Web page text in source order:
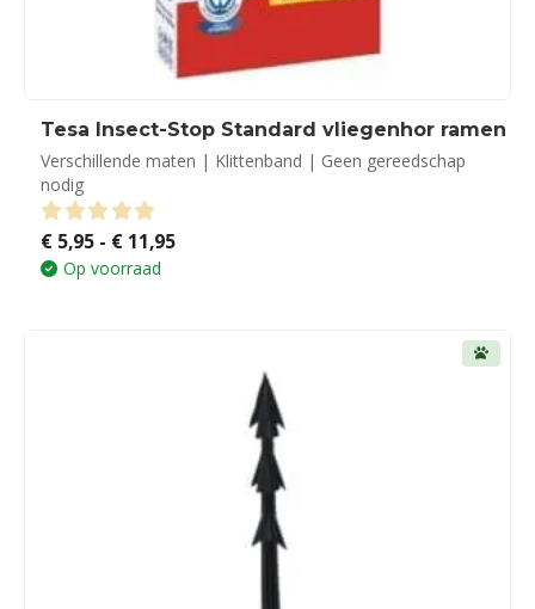
Tesa Insect-Stop Standard vliegenhor ramen
Verschillende maten | Klittenband | Geen gereedschap
nodig
0 out of 5
€ 5,95 - € 11,95Prijsklasse:
Op voorraad